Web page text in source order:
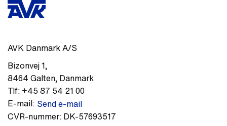
AVK Danmark A/S
Bizonvej 1,
8464 Galten, Danmark
Tlf: +45 87 54 21 00
E-mail: Send e-mail
CVR-nummer: DK-57693517